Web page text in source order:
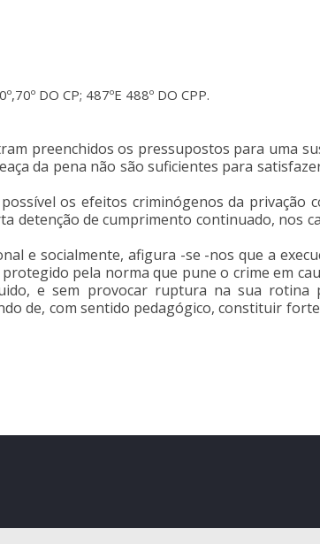
DO CP; 487ºE 488º DO CPP.
preenchidos os pressupostos para uma
da pena não são suficientes para
os efeitos criminógenos da privação
detenção de cumprimento continuado, nos
e socialmente, afigura -se -nos que a
pela norma que pune o crime em
e sem provocar ruptura na sua rotina
de, com sentido pedagógico, constituir